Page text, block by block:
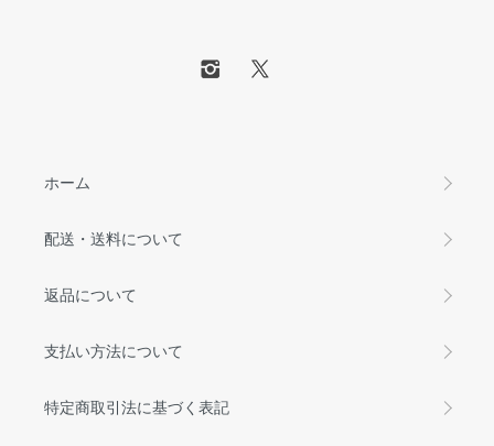
ホーム
配送・送料について
返品について
支払い方法について
特定商取引法に基づく表記